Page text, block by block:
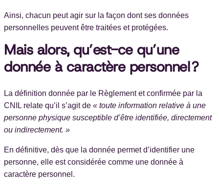
Ainsi, chacun peut agir sur la façon dont ses données
personnelles peuvent être traitées et protégées.
Mais alors, qu’est-ce qu’une
donnée à caractère personnel ?
La définition donnée par le Règlement et confirmée par la
CNIL relate qu’il s’agit de « toute information relative à une
personne physique susceptible d’être identifiée, directement
ou indirectement. »
En définitive, dès que la donnée permet d’identifier une
personne, elle est considérée comme une donnée à
caractère personnel.